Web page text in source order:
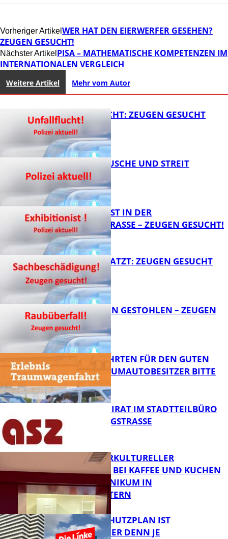
Vorheriger Artikel WER HAT DEN EIERWERFER GESEHEN?
ZEUGEN GESUCHT!
Nächster Artikel PISA – MATHEMATISCHE KOMPETENZEN IM
INTERNATIONALEN VERGLEICH
Weitere Artikel Mehr vom Autor
UNFALLFLUCHT: ZEUGEN GESUCHT
KNALLGERÄUSCHE UND STREIT
EXHIBITIONIST IN DER
VELMANNSTRASSE – ZEUGEN GESUCHT!
AUTO ZERKRATZT: ZEUGEN GESUCHT
FB News
TEURE KETTEN GESTOHLEN – ZEUGEN
GESUCHT!
FB News
SPENDENFAHRTEN FÜR DEN GUTEN
ZWECK – TRAUMAUTOBESITZER BITTE
MELDEN!
FB News
SENIORENBEIRAT IM STADTTEILBÜRO
IN DER KÖNIGSTRASSE
FB Gesundheit
NEUER INTERKULTURELLER
TREFFPUNKT BEI KAFFEE UND KUCHEN
IM PFALZKLINIKUM IN
KAISERSLAUTERN
EIN HITZESCHUTZPLAN IST
NOTWENDIGER DENN JE